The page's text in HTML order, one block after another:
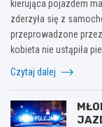
kierująca pojazdem
zderzyła się z
przeprowadzone
kobieta nie ustąpiła
Czytaj dalej